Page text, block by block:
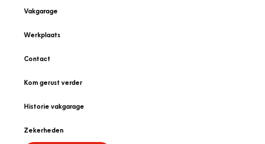
Vakgarage
Werkplaats
Contact
Kom gerust verder
Historie vakgarage
Zekerheden